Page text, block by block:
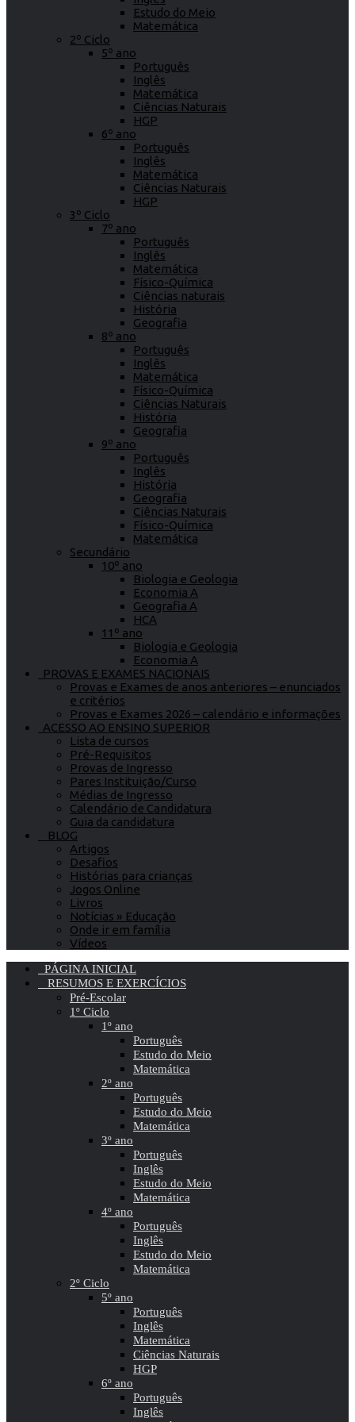
Estudo do Meio
Matemática
2º Ciclo
5º ano
Português
Inglês
Matemática
Ciências Naturais
HGP
6º ano
Português
Inglês
Matemática
Ciências Naturais
HGP
3º Ciclo
7º ano
Português
Inglês
Matemática
Físico-Química
Ciências naturais
História
Geografia
8º ano
Português
Inglês
Matemática
Físico-Química
Ciências Naturais
História
Geografia
9º ano
Português
Inglês
História
Geografia
Ciências Naturais
Físico-Química
Matemática
Secundário
10º ano
Biologia e Geologia
Economia A
Geografia A
HCA
11º ano
Biologia e Geologia
Economia A
PROVAS E EXAMES NACIONAIS
Provas e Exames de anos anteriores – enunciados
e critérios
Provas e Exames 2026 – calendário e informações
ACESSO AO ENSINO SUPERIOR
Lista de cursos
Pré-Requisitos
Provas de Ingresso
Pares Instituição/Curso
Médias de Ingresso
Calendário de Candidatura
Guia da candidatura
BLOG
Artigos
Desafios
Histórias para crianças
Jogos Online
Livros
Notícias » Educação
Onde ir em família
Vídeos
PÁGINA INICIAL
RESUMOS E EXERCÍCIOS
Pré-Escolar
1º Ciclo
1º ano
Português
Estudo do Meio
Matemática
2º ano
Português
Estudo do Meio
Matemática
3º ano
Português
Inglês
Estudo do Meio
Matemática
4º ano
Português
Inglês
Estudo do Meio
Matemática
2º Ciclo
5º ano
Português
Inglês
Matemática
Ciências Naturais
HGP
6º ano
Português
Inglês